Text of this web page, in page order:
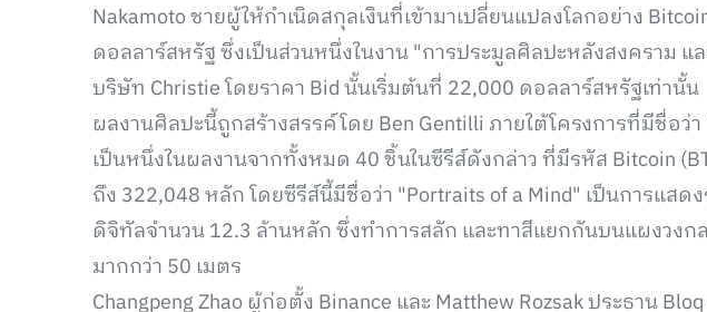
Nakamoto ชายผู้ให้กำเนิดสกุลเงินที่เข้ามาเปลี่ยนแปลงโลกอย่าง
ดอลลาร์สหรัฐ ซึ่งเป็นส่วนหนึ่งในงาน "การประมูลศิลปะหลังสงคราม แ
บริษัท Christie โดยราคา Bid นั้นเริ่มต้นที่ 22,000 ดอลลาร์สหรัฐเท่านั้น
ผลงานศิลปะนี้ถูกสร้างสรรค์โดย Ben Gentilli ภายใต้โครงการที่มีชื่อว่า
เป็นหนึ่งในผลงานจากทั้งหมด 40 ชิ้นในซีรีส์ดังกล่าว ที่มีรหัส Bitcoin
ถึง 322,048 หลัก โดยซีรีส์นี้มีชื่อว่า "Portraits of a Mind" เป็นการแสด
ดิจิทัลจำนวน 12.3 ล้านหลัก ซึ่งทำการสลัก และทาสีแยกกันบนแผงวงก
มากกว่า 50 เมตร
Changpeng Zhao ผู้ก่อตั้ง Binance และ Matthew Rozsak ประธาน